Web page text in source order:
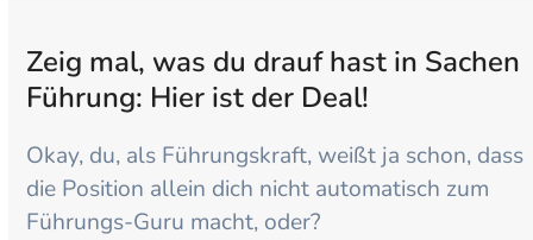
Zeig mal, was du drauf hast in Sachen
Führung: Hier ist der Deal!
Okay, du, als Führungskraft, weißt ja schon, dass
die Position allein dich nicht automatisch zum
Führungs-Guru macht, oder?